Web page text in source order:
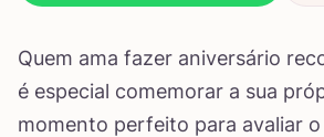
Quem ama fazer aniversário
é especial comemorar a sua
momento perfeito para avaliar o